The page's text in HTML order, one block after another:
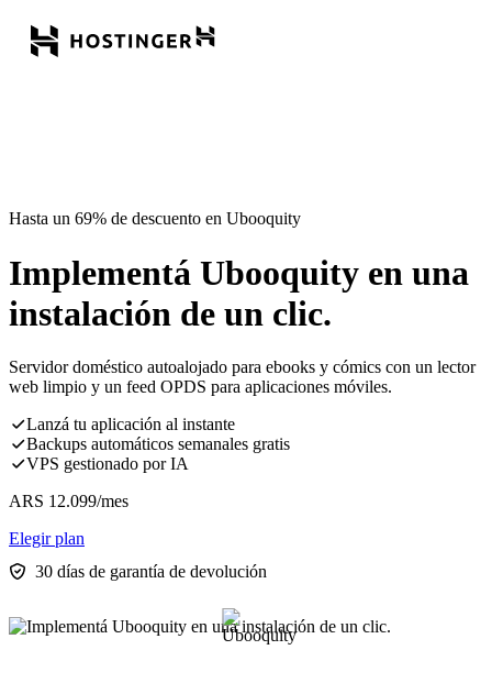
Hasta un 69% de descuento en Ubooquity
Implementá Ubooquity en una
instalación de un clic.
Servidor doméstico autoalojado para ebooks y cómics con un lector
web limpio y un feed OPDS para aplicaciones móviles.
Lanzá tu aplicación al instante
Backups automáticos semanales gratis
VPS gestionado por IA
ARS 12.099/mes
Elegir plan
30 días de garantía de devolución